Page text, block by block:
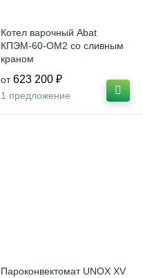
Котел варочный Abat
КПЭМ-60-ОМ2 со сливным
краном
от 623 200 ₽
1 предложение
Пароконвектомат UNOX XV